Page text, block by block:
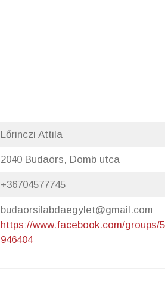
Lőrinczi Attila
2040 Budaörs, Domb utca
+36704577745
budaorsilabdaegylet@gmail.com
https://www.facebook.com/groups/
946404